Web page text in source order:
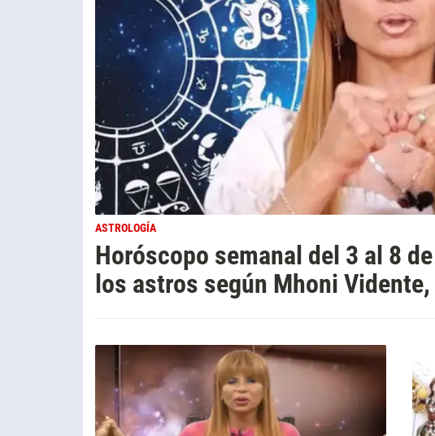
ASTROLOGÍA
Horóscopo semanal del 3 al 8
los astros según Mhoni